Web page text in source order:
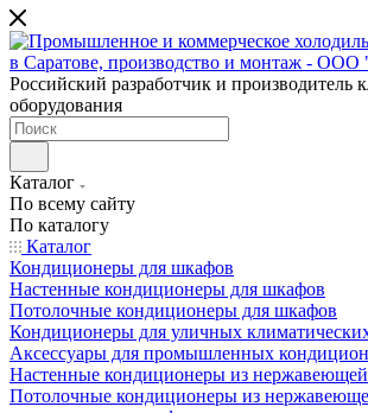
Российский разработчик и производитель
оборудования
Каталог
По всему сайту
По каталогу
Каталог
Кондиционеры для шкафов
Настенные кондиционеры для шкафов
Потолочные кондиционеры для шкафов
Кондиционеры для уличных
Аксессуары для промышленных
Настенные кондиционеры из нержавеющей
Потолочные кондиционеры из